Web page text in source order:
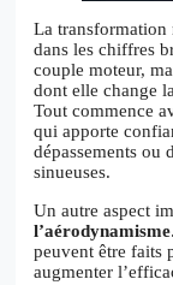
La transformation
dans les chiffres
couple moteur,
dont elle change la
Tout commence
qui apporte
dépassements ou
sinueuses.
Un autre aspect
l’aérodynamisme
peuvent être faits
augmenter